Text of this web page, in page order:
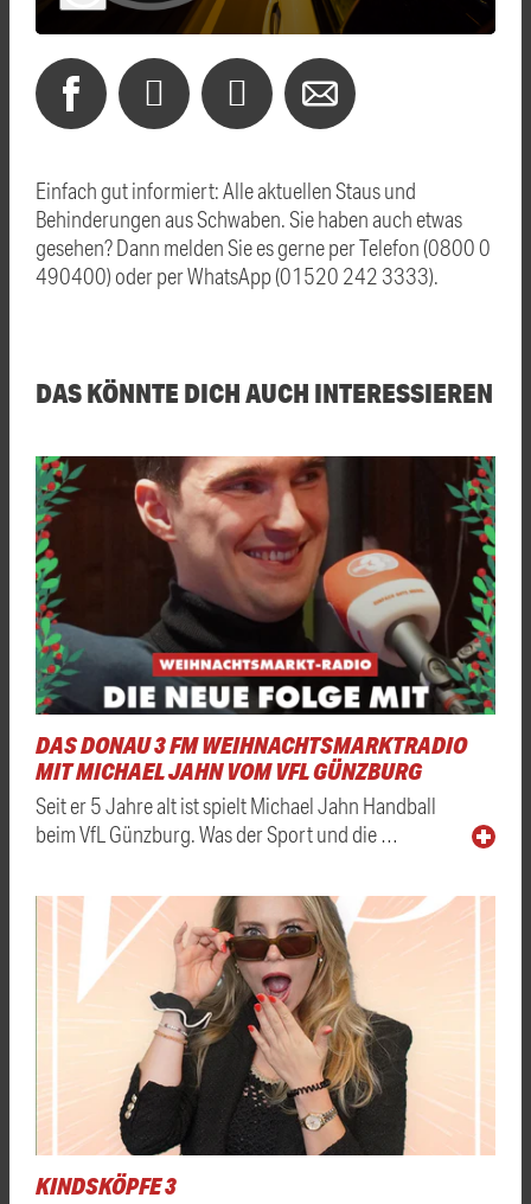
Einfach gut informiert: Alle aktuellen Staus und
Behinderungen aus Schwaben. Sie haben auch etwas
gesehen? Dann melden Sie es gerne per Telefon (0800 0
490400) oder per WhatsApp (01520 242 3333).
DAS KÖNNTE DICH AUCH INTERESSIEREN
DAS DONAU 3 FM WEIHNACHTSMARKTRADIO
MIT MICHAEL JAHN VOM VFL GÜNZBURG
Seit er 5 Jahre alt ist spielt Michael Jahn Handball
beim VfL Günzburg. Was der Sport und die …
KINDSKÖPFE 3